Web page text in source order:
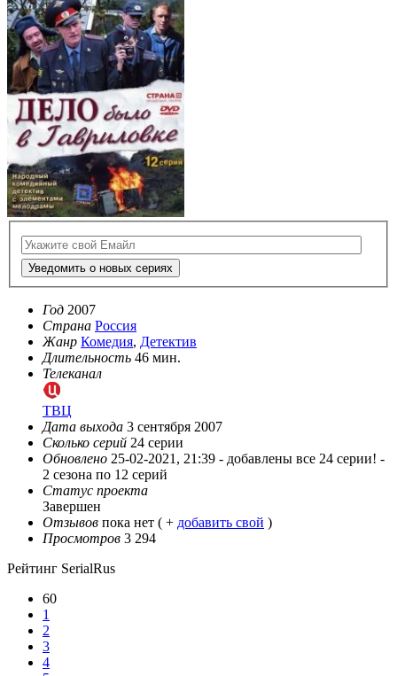
Уведомить о новых сериях
Год 2007
Страна Россия
Жанр Комедия, Детектив
Длительность 46 мин.
Телеканал
ТВЦ
Дата выхода 3 сентября 2007
Сколько серий 24 серии
Обновлено 25-02-2021, 21:39 - добавлены все 24 серии! -
2 сезона по 12 серий
Статус проекта
Завершен
Отзывов пока нет ( + добавить свой )
Просмотров 3 294
Рейтинг SerialRus
60
1
2
3
4